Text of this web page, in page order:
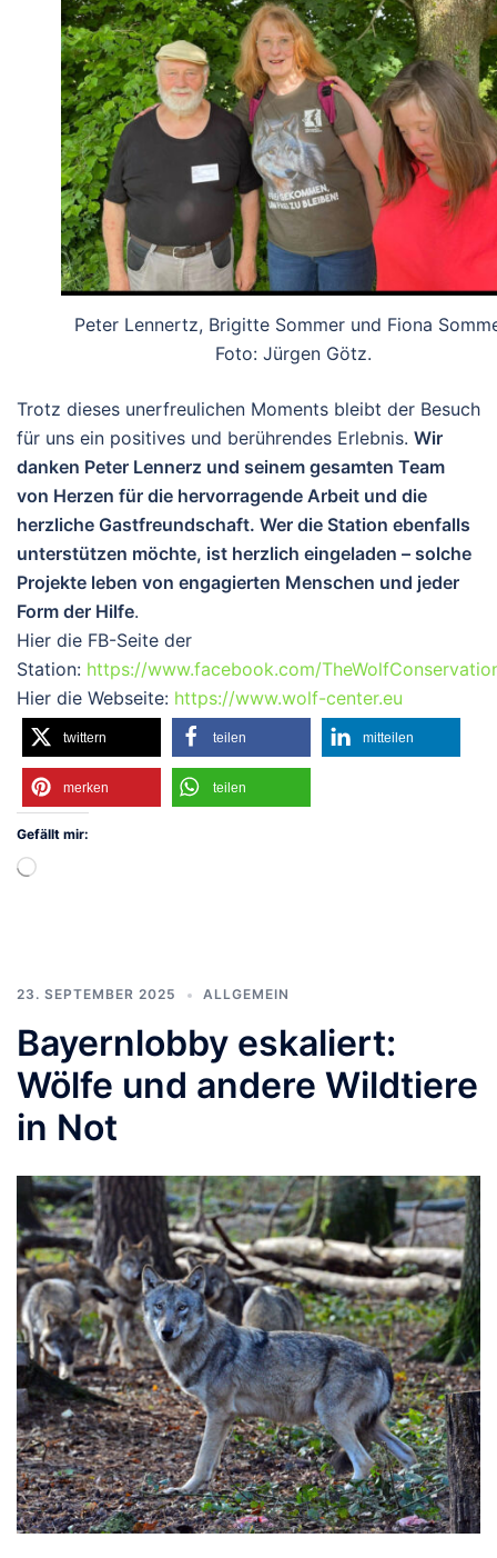
Peter Lennertz, Brigitte Sommer und Fiona
Foto: Jürgen Götz.
Trotz dieses unerfreulichen Moments bleibt der Besuch
für uns ein positives und berührendes Erlebnis. Wir
danken Peter Lennerz und seinem gesamten Team
von Herzen für die hervorragende Arbeit und die
herzliche Gastfreundschaft. Wer die Station ebenfalls
unterstützen möchte, ist herzlich eingeladen – solche
Projekte leben von engagierten Menschen und jeder
Form der Hilfe.
Hier die FB-Seite der
Station: https://www.facebook.com/
Hier die Webseite: https://www.wolf-center.eu
twittern teilen mitteilen
merken teilen
Gefällt mir:
Wird
23. SEPTEMBER 2025 ALLGEMEIN
Bayernlobby eskaliert:
Wölfe und andere Wildtiere
in Not